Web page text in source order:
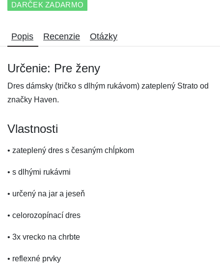
DARČEK ZADARMO
Popis Recenzie Otázky
Určenie: Pre ženy
Dres dámsky (tričko s dlhým rukávom) zateplený Strato od
značky Haven.
Vlastnosti
• zateplený dres s česaným chĺpkom
• s dlhými rukávmi
• určený na jar a jeseň
• celorozopínací dres
• 3x vrecko na chrbte
• reflexné prvky